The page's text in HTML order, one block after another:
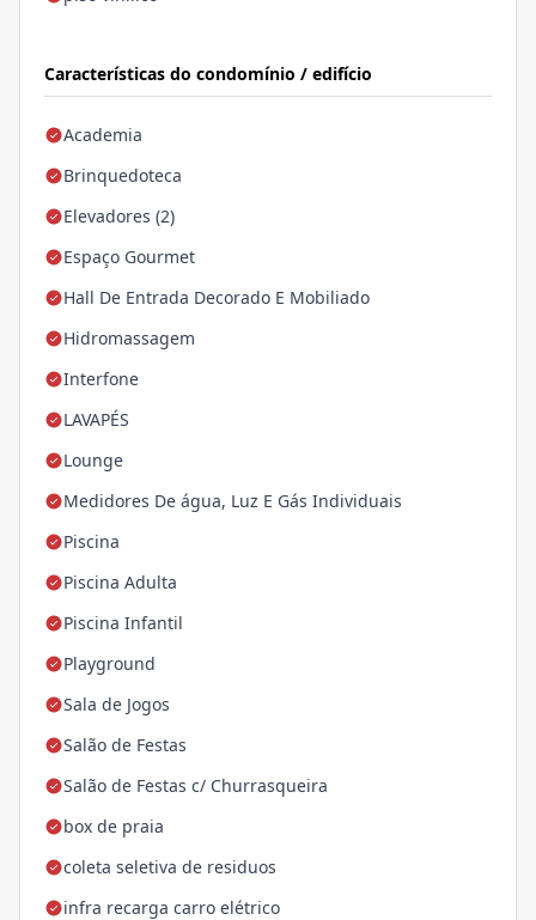
Características do condomínio / edifício
Academia
Brinquedoteca
Elevadores (2)
Espaço Gourmet
Hall De Entrada Decorado E Mobiliado
Hidromassagem
Interfone
LAVAPÉS
Lounge
Medidores De água, Luz E Gás Individuais
Piscina
Piscina Adulta
Piscina Infantil
Playground
Sala de Jogos
Salão de Festas
Salão de Festas c/ Churrasqueira
box de praia
coleta seletiva de residuos
infra recarga carro elétrico